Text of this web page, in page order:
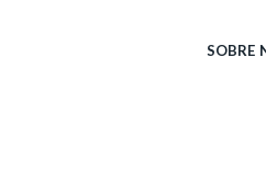
SOBRE